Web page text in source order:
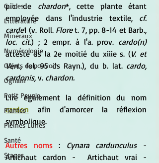
Guides
Littérature
Minéraux
Numérologie
Objets de pouvoir
Ogham
Petit Peuple
Plantes
Pleines Lunes
Santé
Stages
pic. de chardon*, cette plante étant
employée dans l'industrie textile, cf.
carde1 (v. Roll. Flore
loc. cit.) ; 2 empr. à l'a. prov. cardo(n)
attesté ds la 2e moitié du xiiie s. (V. et
Vert., fol. 95 ds Rayn.), du b. lat. cardo,
cardonis, v. chardon.
cardon afin d'amorcer la réflexion
symbolique.
Autres noms : Cynara cardunculus -
Artichaut cardon -  Artichaut vrai -